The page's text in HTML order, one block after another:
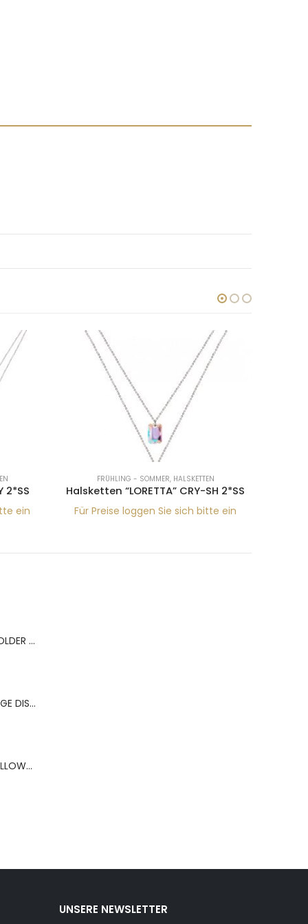
2*SS
ein
FRÜHLING - SOMMER, HALSKETTEN
Halsketten “LORETTA” CRY-SH 2*SS
Für Preise loggen Sie sich bitte ein
BERNS ACR.RING HOLDER 180*120MM FOR 9 RINGS
BERNS ACR.OHRRINGE DISP. 130*320MM FOR 36 PAIRS
BERNS ARMBAND PILLOW+HOLD.8*8 ,5 WH.PU
UNSERE NEWSLETTER